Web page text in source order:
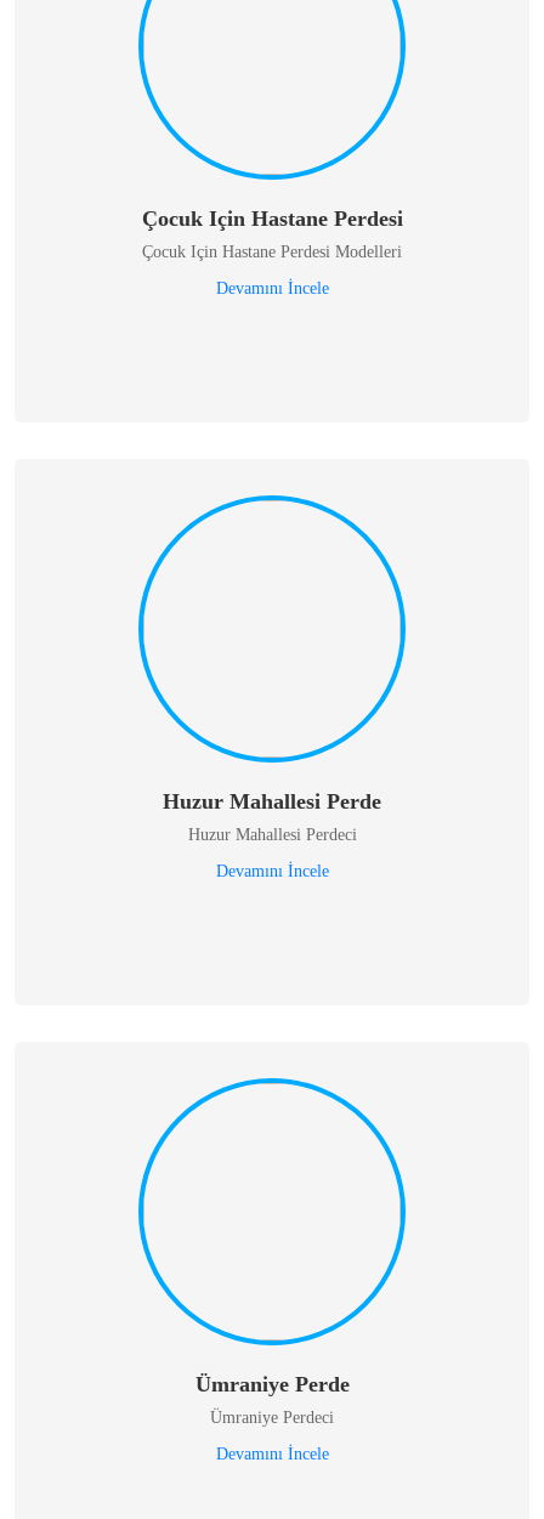
Çocuk Için Hastane Perdesi
Çocuk Için Hastane Perdesi Modelleri
Devamını İncele
Huzur Mahallesi Perde
Huzur Mahallesi Perdeci
Devamını İncele
Ümraniye Perde
Ümraniye Perdeci
Devamını İncele